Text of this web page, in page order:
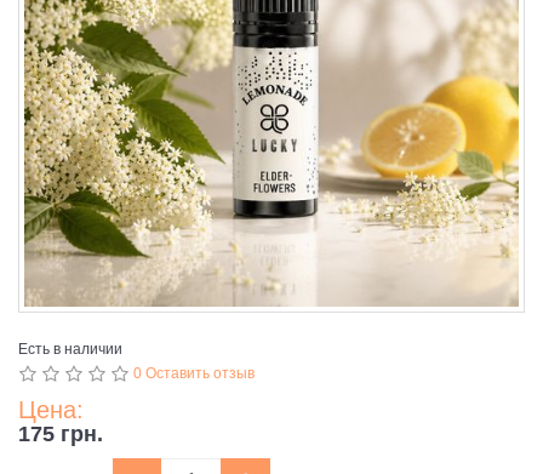
Есть в наличии
0 Оставить отзыв
Цена:
175 грн.